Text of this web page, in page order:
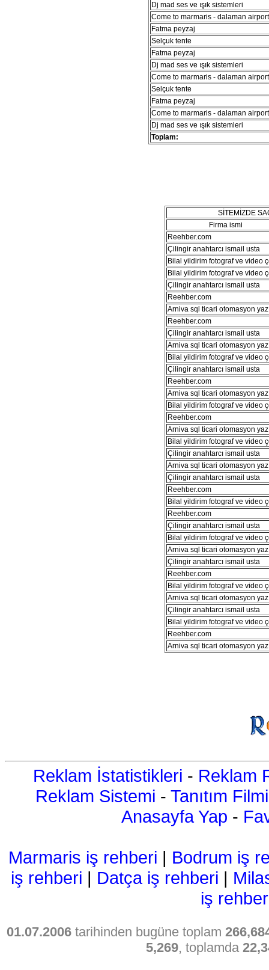
Dj mad ses ve ışık sistemleri
Come to marmaris - dalaman
Fatma peyzaj
Selçuk tente
Fatma peyzaj
Dj mad ses ve ışık sistemleri
Come to marmaris - dalaman
Selçuk tente
Fatma peyzaj
Come to marmaris - dalaman
Dj mad ses ve ışık sistemleri
Toplam:
SİTEMİZDE
Firma ismi
Reehber.com
Çilingir anahtarcı ismail usta
Bilal yildirim fotograf ve video
Bilal yildirim fotograf ve video
Çilingir anahtarcı ismail usta
Reehber.com
Arniva sql ticari otomasyon
Reehber.com
Çilingir anahtarcı ismail usta
Arniva sql ticari otomasyon
Bilal yildirim fotograf ve video
Çilingir anahtarcı ismail usta
Reehber.com
Arniva sql ticari otomasyon
Bilal yildirim fotograf ve video
Reehber.com
Arniva sql ticari otomasyon
Bilal yildirim fotograf ve video
Çilingir anahtarcı ismail usta
Arniva sql ticari otomasyon
Çilingir anahtarcı ismail usta
Reehber.com
Bilal yildirim fotograf ve video
Reehber.com
Çilingir anahtarcı ismail usta
Bilal yildirim fotograf ve video
Arniva sql ticari otomasyon
Çilingir anahtarcı ismail usta
Reehber.com
Bilal yildirim fotograf ve video
Arniva sql ticari otomasyon
Çilingir anahtarcı ismail usta
Bilal yildirim fotograf ve video
Reehber.com
Arniva sql ticari otomasyon
Reklam İstatistikleri - Reklam
Reklam Sistemi - Tanıtım Filmi
Anasayfa Yap -
Marmaris iş rehberi | Bodrum iş
iş rehberi | Datça iş rehberi |
iş
01.07.2006 tarihinden bugüne toplam
5,269, toplamda